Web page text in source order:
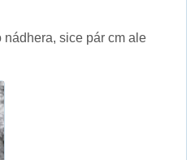
sice pár cm ale